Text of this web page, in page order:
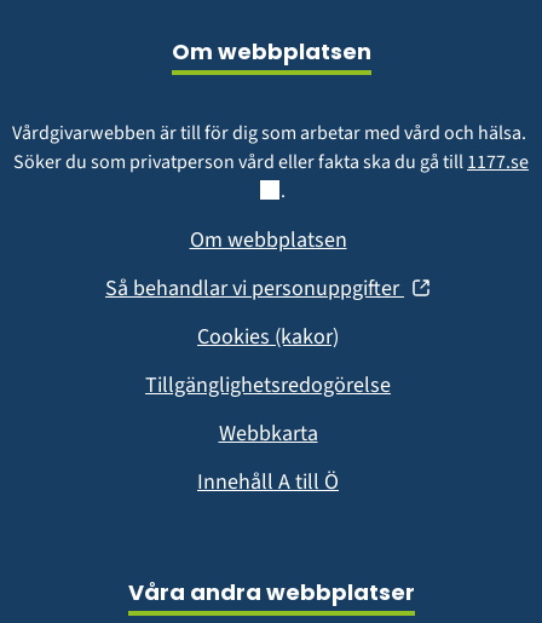
Om webbplatsen
Vårdgivarwebben är till för dig som arbetar med vård och hälsa.
Söker du som privatperson vård eller fakta ska du gå till 1177.se
.
Om webbplatsen
Så behandlar vi personuppgifter (öppnas
Cookies (kakor)
Tillgänglighetsredogörelse
Webbkarta
Innehåll A till Ö
Våra andra webbplatser